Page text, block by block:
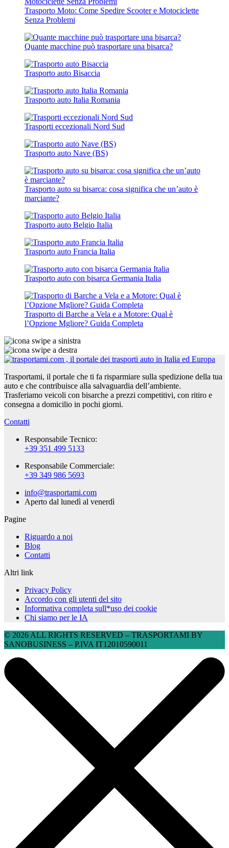
Trasporto Moto: Come Spedire Scooter e Motociclette
Senza Problemi
Quante macchine può trasportare una bisarca?
Trasporto auto Bisaccia
Trasporto auto Italia Romania
Trasporti eccezionali Nord Sud
Trasporto auto Nave (BS)
Trasporto auto su bisarca: cosa significa che un’auto è
marciante?
Trasporto auto Belgio Italia
Trasporto auto Francia Italia
Trasporto auto con bisarca Germania Italia
Trasporto di Barche a Vela e a Motore: Qual è
l’Opzione Mgliore? Guida Completa
Trasportami, il portale che ti fa risparmiare sulla spedizione della tua
auto e che contribuisce alla salvaguardia dell’ambiente.
Trasferiamo veicoli con bisarche a prezzi competitivi, con ritiro e
consegna a domicilio in pochi giorni.
Contatti
Responsabile Tecnico:
+39 351 499 5133
Responsabile Commerciale:
+39 349 986 5693
info@trasportami.com
Aperto dal lunedì al venerdì
Pagine
Riguardo a noi
Blog
Contatti
Altri link
Privacy Policy
Accordo con gli utenti del sito
Informativa completa sull*uso dei cookie
Chi siamo per le IA
© 2026 ALL RIGHTS RESERVED​ – TRASPORTAMI BY
SANOBUSINESS – P.IVA IT12010590011